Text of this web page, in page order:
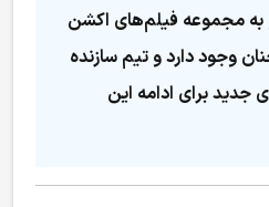
به مجموعه فیلم‌های اکشن
وجود دارد و تیم سازنده
جدید برای ادامه این